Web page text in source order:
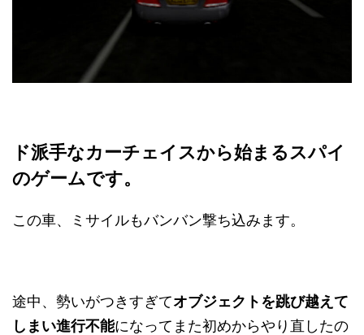
ド派手なカーチェイスから始まるスパイ
のゲームです。
この車、ミサイルもバンバン撃ち込みます。
途中、勢いがつきすぎてオブジェクトを跳び越えて
しまい進行不能になってまた初めからやり直したの